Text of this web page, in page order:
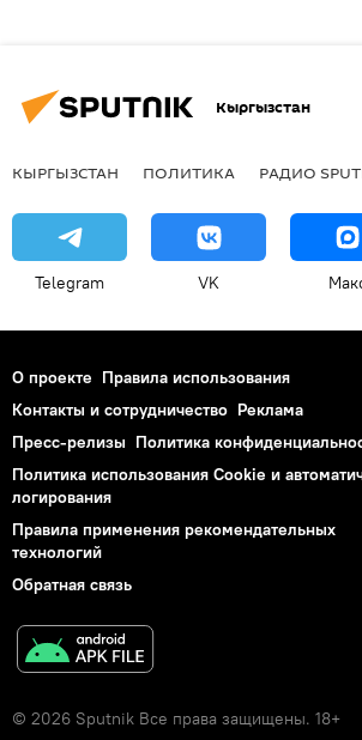
Кыргызстан
КЫРГЫЗСТАН ПОЛИТИКА РАДИО
Telegram VK
О проекте Правила использования
Контакты и сотрудничество Реклама
Пресс-релизы Политика
Политика использования Cookie и
логирования
Правила применения рекомендательных
технологий
Обратная связь
© 2026 Sputnik Все права защищены. 18+